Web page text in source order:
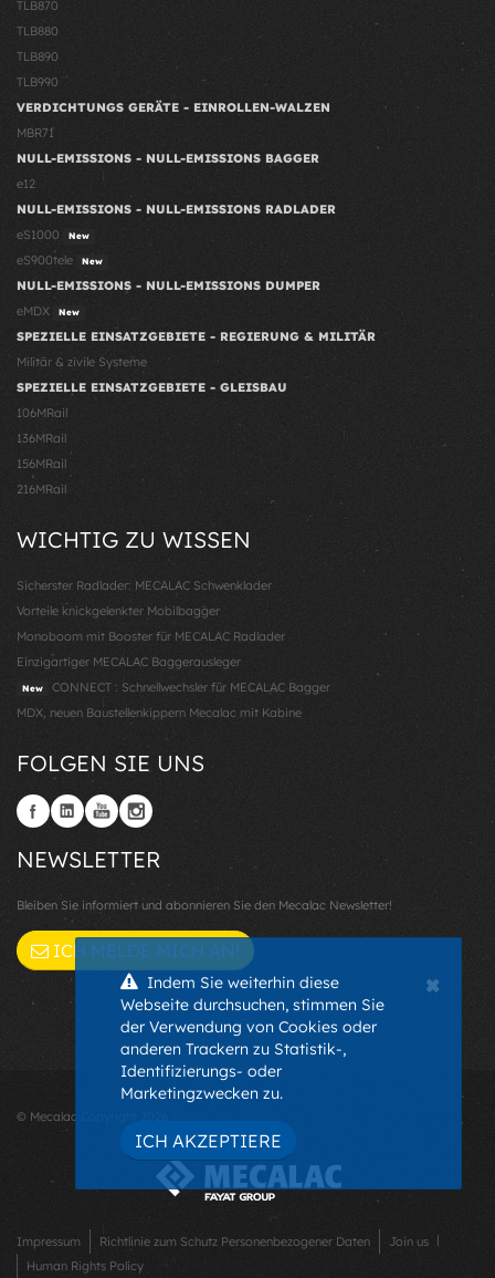
TLB870
TLB880
TLB890
TLB990
VERDICHTUNGS GERÄTE - EINROLLEN-WALZEN
MBR71
NULL-EMISSIONS - NULL-EMISSIONS BAGGER
e12
NULL-EMISSIONS - NULL-EMISSIONS RADLADER
eS1000
New
eS900tele New
NULL-EMISSIONS - NULL-EMISSIONS DUMPER
eMDX
New
SPEZIELLE EINSATZGEBIETE - REGIERUNG & MILITÄR
Militär & zivile Systeme
SPEZIELLE EINSATZGEBIETE - GLEISBAU
106MRail
136MRail
156MRail
216MRail
WICHTIG ZU WISSEN
Sicherster Radlader: MECALAC Schwenklader
Vorteile knickgelenkter Mobilbagger
Monoboom mit Booster für MECALAC Radlader
Einzigartiger MECALAC Baggerausleger
New
CONNECT : Schnellwechsler für MECALAC Bagger
MDX, neuen Baustellenkippern Mecalac mit Kabine
FOLGEN SIE UNS
NEWSLETTER
Bleiben Sie informiert und abonnieren Sie den Mecalac Newsletter!
ICH MELDE MICH AN!
© Mecalac Copyright 2026 - -
Impressum Richtlinie zum Schutz Personenbezogener Daten
Join us
Human Rights Policy
×
Indem Sie weiterhin diese
Webseite durchsuchen, stimmen Sie
der Verwendung von Cookies oder
anderen Trackern zu Statistik-,
Identifizierungs- oder
Marketingzwecken zu.
ICH AKZEPTIERE